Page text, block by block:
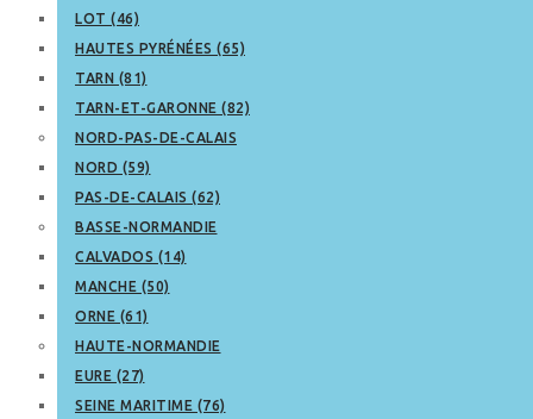
LOT (46)
HAUTES PYRÉNÉES (65)
TARN (81)
TARN-ET-GARONNE (82)
NORD-PAS-DE-CALAIS
NORD (59)
PAS-DE-CALAIS (62)
BASSE-NORMANDIE
CALVADOS (14)
MANCHE (50)
ORNE (61)
HAUTE-NORMANDIE
EURE (27)
SEINE MARITIME (76)